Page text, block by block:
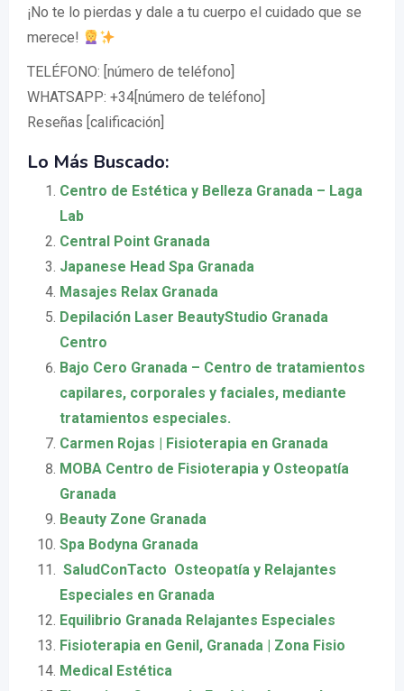
¡No te lo pierdas y dale a tu cuerpo el cuidado que se
merece!
TELÉFONO: [número de teléfono]
WHATSAPP: +34[número de teléfono]
Reseñas [calificación]
Lo Más Buscado:
Centro de Estética y Belleza Granada – Laga
Lab
Central Point Granada
Japanese Head Spa Granada
Masajes Relax Granada
Depilación Laser BeautyStudio Granada
Centro
Bajo Cero Granada – Centro de tratamientos
capilares, corporales y faciales, mediante
tratamientos especiales.
Carmen Rojas | Fisioterapia en Granada
MOBA Centro de Fisioterapia y Osteopatía
Granada
Beauty Zone Granada
Spa Bodyna Granada
️ SaludConTacto ️ Osteopatía y Relajantes
Especiales en Granada
Equilibrio Granada Relajantes Especiales
Fisioterapia en Genil, Granada | Zona Fisio
Medical Estética